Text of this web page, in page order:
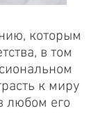
которым
в том
к миру
любом его